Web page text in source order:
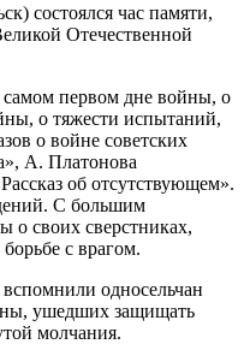
состоялся час памяти,
Отечественной
самом первом дне войны, о
о тяжести испытаний,
о войне советских
А. Платонова
об отсутствующем».
С большим
о своих сверстниках,
с врагом.
односельчан
ушедших защищать
молчания.